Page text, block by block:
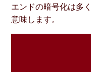
エンドの暗号化は多
意味します。